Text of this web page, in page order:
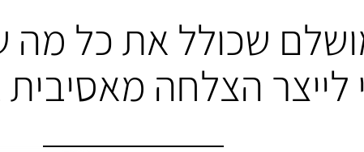
שכולל את כל מה
לייצר הצלחה